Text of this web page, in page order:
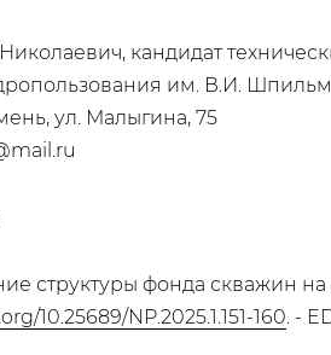
кандидат
им. В.И.
ул. Малыгина, 75
структуры фонда скважин
10.25689/NP.2025.1.151-160. -